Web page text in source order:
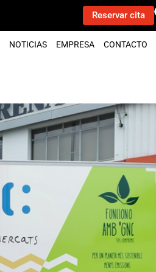
Reservar cita
NOTICIAS EMPRESA CONTACTO